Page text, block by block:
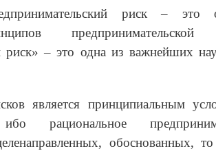
риск –
риск» – это одна из важнейших
является принципиальным
рациональное
обоснованных,